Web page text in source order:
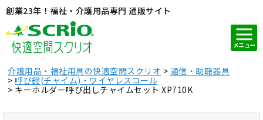
創業23年！福祉・介護用品専門 通販サイト
メニュー
介護用品・福祉用具の快適空間スクリオ
通信・助聴器具
呼び鈴(チャイム)・ワイヤレスコール
キーホルダー呼び出しチャイムセット XP710K